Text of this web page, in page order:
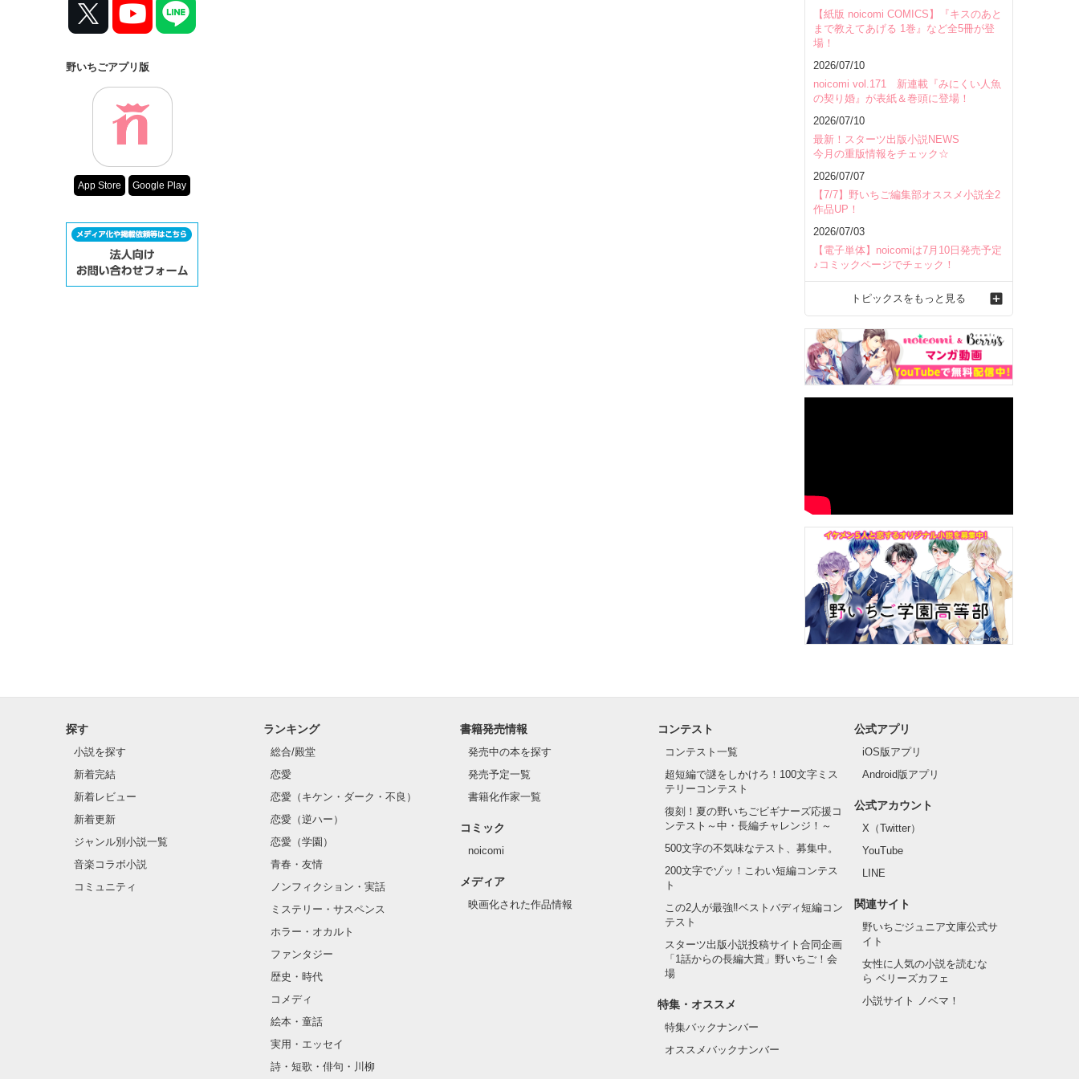
野いちごアプリ版
App Store Google Play
【紙版 noicomi COMICS】『キスのあと
まで教えてあげる 1巻』など全5冊が登
場！
2026/07/10
noicomi vol.171 新連載『みにくい人魚
の契り婚』が表紙＆巻頭に登場！
2026/07/10
最新！スターツ出版小説NEWS
今月の重版情報をチェック☆
2026/07/07
【7/7】野いちご編集部オススメ小説全2
作品UP！
2026/07/03
【電子単体】noicomiは7月10日発売予定
♪コミックページでチェック！
トピックスをもっと見る
探す
小説を探す
新着完結
新着レビュー
新着更新
ジャンル別小説一覧
音楽コラボ小説
コミュニティ
ランキング
総合/殿堂
恋愛
恋愛（キケン・ダーク・不良）
恋愛（逆ハー）
恋愛（学園）
青春・友情
ノンフィクション・実話
ミステリー・サスペンス
ホラー・オカルト
ファンタジー
歴史・時代
コメディ
絵本・童話
実用・エッセイ
詩・短歌・俳句・川柳
書籍発売情報
発売中の本を探す
発売予定一覧
書籍化作家一覧
コミック
noicomi
メディア
映画化された作品情報
コンテスト
コンテスト一覧
超短編で謎をしかけろ！100文字ミス
テリーコンテスト
復刻！夏の野いちごビギナーズ応援コ
ンテスト～中・長編チャレンジ！～
500文字の不気味なテスト、募集中。
200文字でゾッ！こわい短編コンテス
ト
この2人が最強‼ベストバディ短編コン
テスト
スターツ出版小説投稿サイト合同企画
「1話からの長編大賞」野いちご！会
場
特集・オススメ
特集バックナンバー
オススメバックナンバー
公式アプリ
iOS版アプリ
Android版アプリ
公式アカウント
X（Twitter）
YouTube
LINE
関連サイト
野いちごジュニア文庫公式サ
イト
女性に人気の小説を読むな
ら ベリーズカフェ
小説サイト ノベマ！